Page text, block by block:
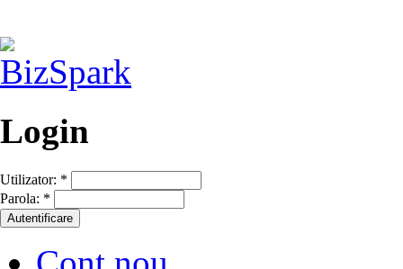
Login
Utilizator: *
Parola: *